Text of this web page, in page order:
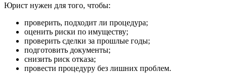
Юрист нужен для того, чтобы:
проверить, подходит ли процедура;
оценить риски по имуществу;
проверить сделки за прошлые годы;
подготовить документы;
снизить риск отказа;
провести процедуру без лишних проблем.